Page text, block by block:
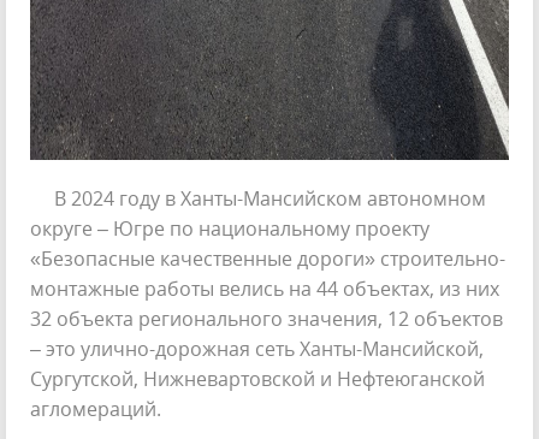
В 2024 году в Ханты-Мансийском автономном
округе – Югре по национальному проекту
«Безопасные качественные дороги» строительно-
монтажные работы велись на 44 объектах, из них
32 объекта регионального значения, 12 объектов
– это улично-дорожная сеть Ханты-Мансийской,
Сургутской, Нижневартовской и Нефтеюганской
агломераций.